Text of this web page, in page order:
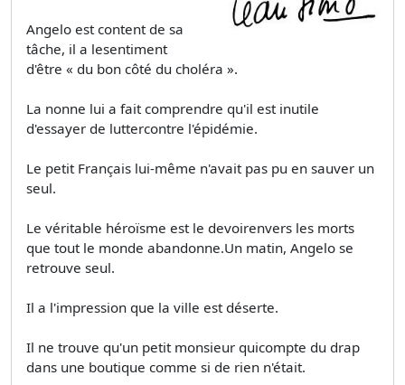
Angelo est content de sa
tâche, il a lesentiment
d'être « du bon côté du choléra ».
La nonne lui a fait comprendre qu'il est inutile
d'essayer de luttercontre l'épidémie.
Le petit Français lui-même n'avait pas pu en sauver un
seul.
Le véritable héroïsme est le devoirenvers les morts
que tout le monde abandonne.Un matin, Angelo se
retrouve seul.
Il a l'impression que la ville est déserte.
Il ne trouve qu'un petit monsieur quicompte du drap
dans une boutique comme si de rien n'était.